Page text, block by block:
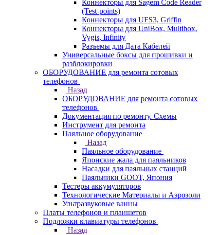
Коннекторы для Sagem Code Reader
(Test-points)
Коннекторы для UFS3, Griffin
Коннекторы для UniBox, Multibox,
Vygis, Infinity
Разъемы для Дата Кабелей
Универсальные боксы для прошивки и
разблокировки
ОБОРУДОВАНИЕ для ремонта сотовых
телефонов
Назад
ОБОРУДОВАНИЕ для ремонта сотовых
телефонов
Документация по ремонту. Схемы
Инструмент для ремонта
Паяльное оборудование
Назад
Паяльное оборудование
Японские жала для паяльников
Насадки для паяльных станций
Паяльники GOOT, Япония
Тестеры аккумуляторов
Технологические Материалы и Аэрозоли
Ультразвуковые ванны
Платы телефонов и планшетов
Подложки клавиатуры телефонов
Назад